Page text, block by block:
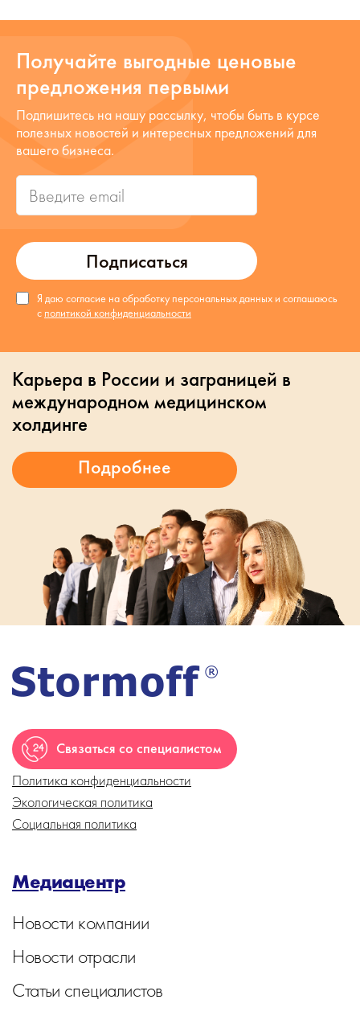
Получайте выгодные ценовые
предложения первыми
Подписаться
Подпишитесь на нашу рассылку, чтобы быть в курсе
полезных новостей и интересных предложений для
вашего бизнеса.
Я даю согласие на обработку персональных данных и соглашаюсь
с политикой конфиденциальности
Карьера в России и заграницей в
международном медицинском
холдинге
Связаться со специалистом
Политика конфиденциальности
Экологическая политика
Социальная политика
Медиацентр
Новости компании
Новости отрасли
Статьи специалистов